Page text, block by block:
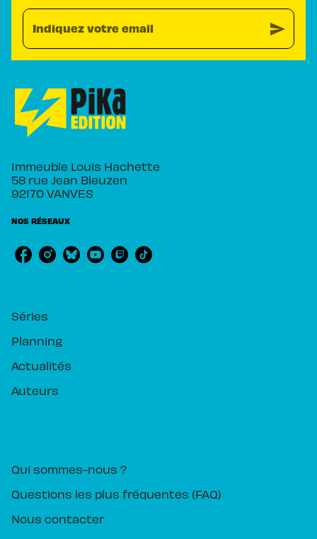
Indiquez votre email send
Immeuble Louis Hachette
58 rue Jean Bleuzen
92170 VANVES
NOS RÉSEAUX
Séries
Planning
Actualités
Auteurs
Qui sommes-nous ?
Questions les plus fréquentes (FAQ)
Nous contacter